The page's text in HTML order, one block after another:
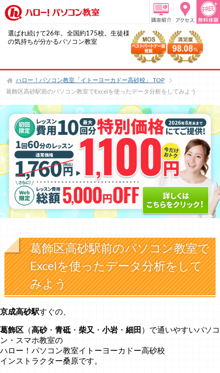
選ばれ続けて26年。全国約175校。生徒様
の気持ちが分かるパソコン教室
ハロー！パソコン教室「イトーヨーカドー高砂校」
TOP
葛飾区高砂駅前のパソコン教室でExcelを使ったデータ分析をしてみよう
葛飾区高砂駅前のパソコン教室で
Excelを使ったデータ分析をして
みよう
京成高砂駅すぐの、
葛飾区 （高砂・ 青砥 ・ 柴又 ・ 小岩 ・ 細田 ）で通いやすいパソコ
ン・スマホ教室の
ハロー！パソコン教室イトーヨーカドー高砂校
インストラクター桑原です。